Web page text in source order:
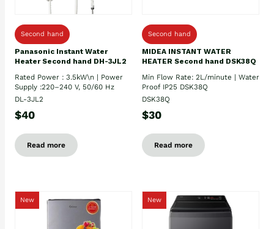
Second hand
Panasonic Instant Water
Heater Second hand DH-3JL2
Rated Power : 3.5kW\n | Power
Supply :220–240 V, 50/60 Hz
DL-3JL2
$40
Read more
Second hand
MIDEA INSTANT WATER
HEATER Second hand DSK38Q
Min Flow Rate: 2L/minute | Water
Proof IP25 DSK38Q
DSK38Q
$30
Read more
New New